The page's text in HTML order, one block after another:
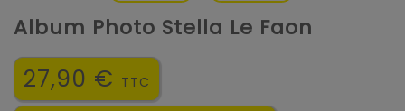
Album Photo Stella Le Faon
27,90 € TTC